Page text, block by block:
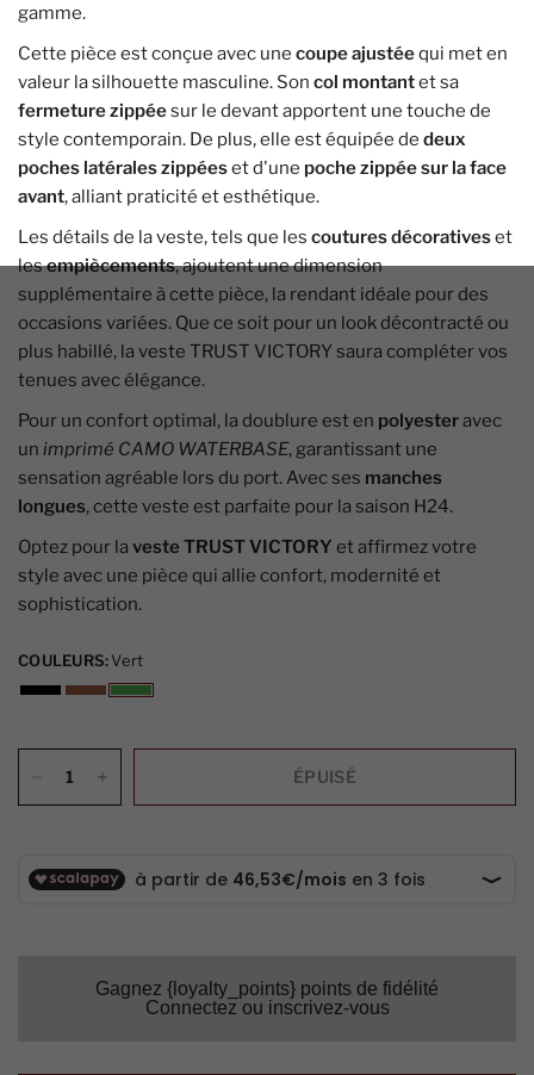
gamme.
Cette pièce est conçue avec unecoupe ajustéequi met en
valeur la silhouette masculine. Soncol montantet sa
fermeture zippéesur le devant apportent une touche de
style contemporain. De plus, elle est équipée dedeux
poches latérales zippéeset d'une poche zippée sur la face
avant, alliant praticité et esthétique.
Les détails de la veste, tels que lescoutures décorativeset
lesempiècements, ajoutent une dimension
supplémentaire à cette pièce, la rendant idéale pour des
occasions variées. Que ce soit pour un look décontracté ou
plus habillé, la veste TRUST VICTORY saura compléter vos
tenues avec élégance.
Pour un confort optimal, la doublure est en polyesteravec
un imprimé CAMO WATERBASE, garantissant une
sensation agréable lors du port. Avec ses manches
longues, cette veste est parfaite pour la saison H24.
Optez pour laveste TRUST VICTORY et affirmez votre
style avec une pièce qui allie confort, modernité et
sophistication.
COULEURS:Vert
ÉPUISÉ
Gagnez {loyalty_points} points de fidélité
Connectez ou inscrivez-vous